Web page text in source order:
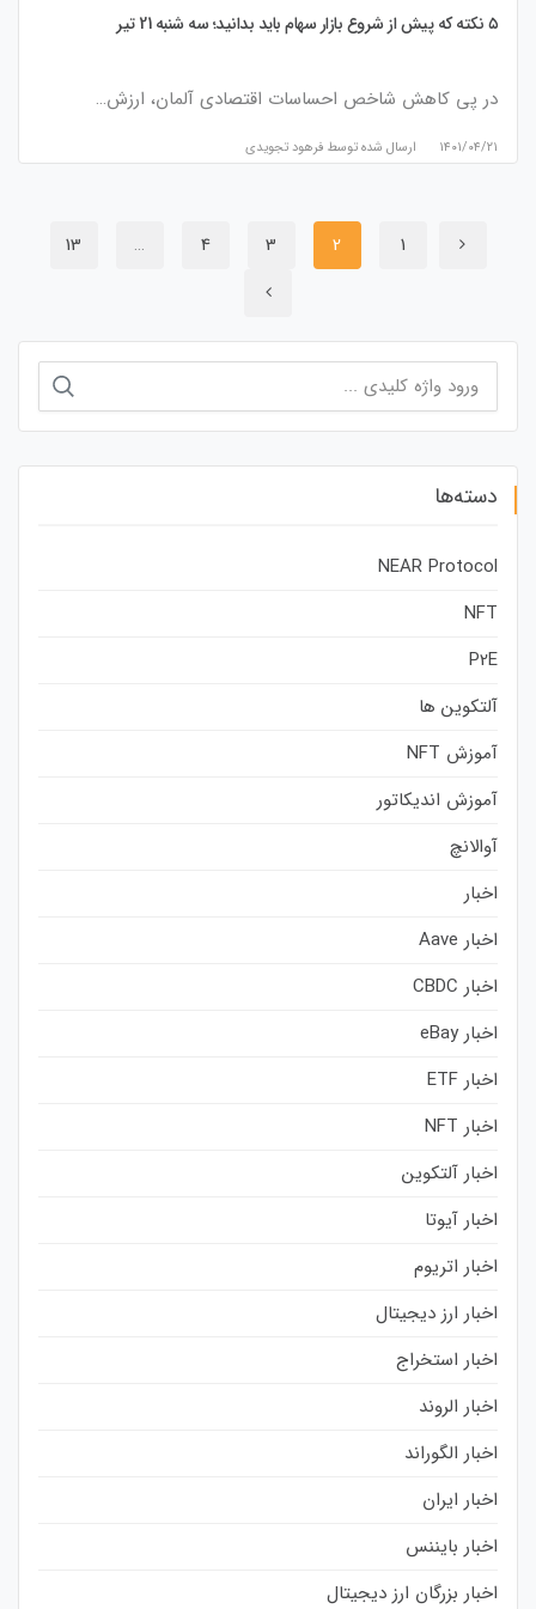
۵ نکته که پیش از شروع بازار سهام باید بدانید؛ سه شنبه 21 تیر
در پی کاهش شاخص احساسات اقتصادی آلمان، ارزش…
۱۴۰۱/۰۴/۲۱ ارسال شده توسط فرهود تجویدی
1
2
3
4
…
13
برای:
دسته‌ها
NEAR Protocol
NFT
P2E
آلتکوین ها
آموزش NFT
آموزش اندیکاتور
آوالانچ
اخبار
اخبار Aave
اخبار CBDC
اخبار eBay
اخبار ETF
اخبار NFT
اخبار آلتکوین
اخبار آیوتا
اخبار اتریوم
اخبار ارز دیجیتال
اخبار استخراج
اخبار الروند
اخبار الگوراند
اخبار ایران
اخبار بایننس
اخبار بزرگان ارز دیجیتال